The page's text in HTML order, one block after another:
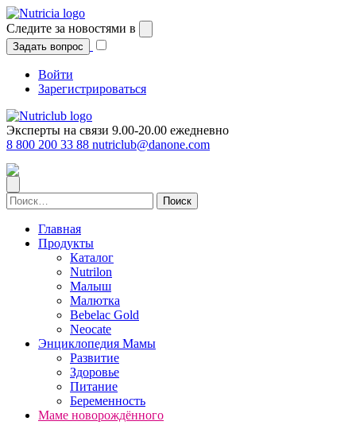
Перейти
к
содержимому
Следите за новостями в
Задать вопрос
Войти
Зарегистрироваться
Эксперты на связи 9.00-20.00 ежедневно
8 800 200 33 88 nutriclub@danone.com
Найти:
Главная
Продукты
Каталог
Nutrilon
Малыш
Малютка
Bebelac Gold
Neocate
Энциклопедия Мамы
Развитие
Здоровье
Питание
Беременность
Маме новорождённого